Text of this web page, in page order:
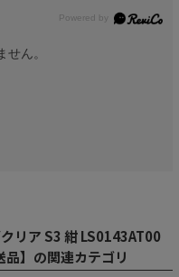
せん。
リア S3 紺 LS0143AT00
】の関連カテゴリ